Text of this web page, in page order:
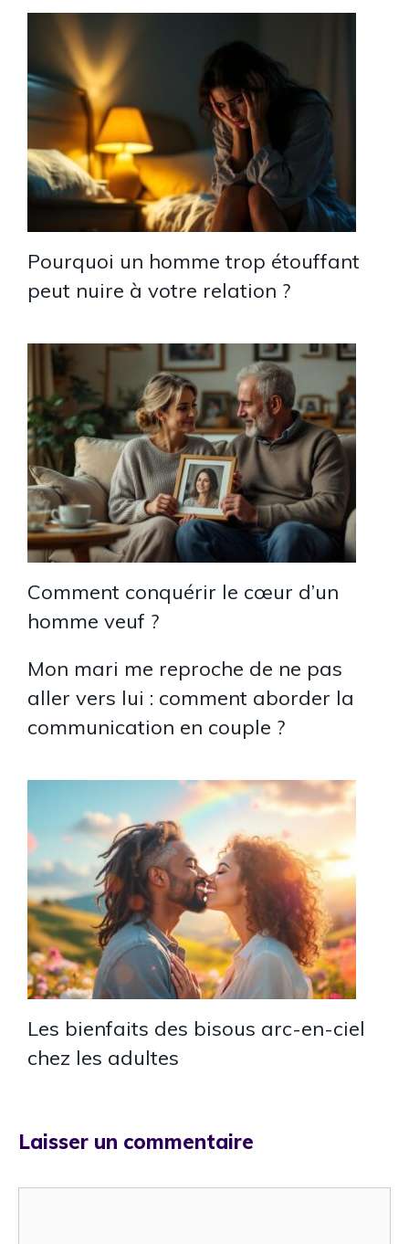
Pourquoi un homme trop étouffant
peut nuire à votre relation ?
Comment conquérir le cœur d’un
homme veuf ?
Mon mari me reproche de ne pas
aller vers lui : comment aborder la
communication en couple ?
Les bienfaits des bisous arc-en-ciel
chez les adultes
Laisser un commentaire